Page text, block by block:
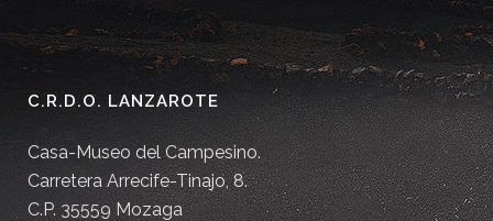
C.R.D.O. LANZAROTE
Casa-Museo del Campesino.
Carretera Arrecife-Tinajo, 8.
C.P. 35559 Mozaga